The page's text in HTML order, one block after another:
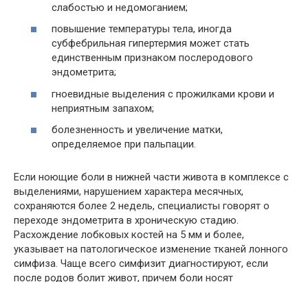
слабостью и недомоганием;
повышение температуры тела, иногда
субфебрильная гипертермия может стать
единственным признаком послеродового
эндометрита;
гноевидные выделения с прожилками крови и
неприятным запахом;
болезненность и увеличение матки,
определяемое при пальпации.
Если ноющие боли в нижней части живота в комплексе с
выделениями, нарушением характера месячных,
сохраняются более 2 недель, специалисты говорят о
переходе эндометрита в хроническую стадию.
Расхождение лобковых костей на 5 мм и более,
указывает на патологическое изменение тканей лонного
симфиза. Чаще всего симфизит диагностируют, если
после родов болит живот, причем боли носят